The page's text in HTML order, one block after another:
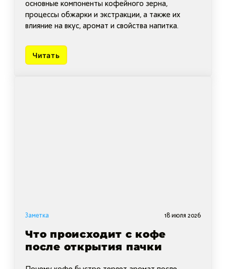
основные компоненты кофейного зерна,
процессы обжарки и экстракции, а также их
влияние на вкус, аромат и свойства напитка.
Читать
Заметка 18 июля 2026
Что происходит с кофе
после открытия пачки